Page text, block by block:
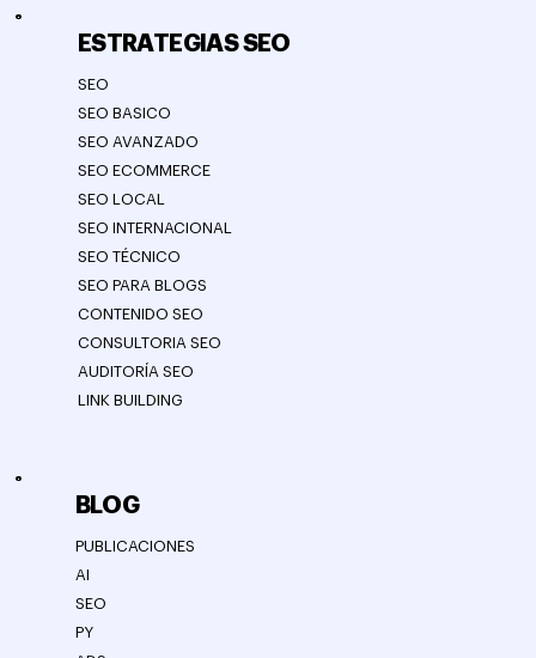
ESTRATEGIAS SEO
SEO
SEO BASICO
SEO AVANZADO
SEO ECOMMERCE
SEO LOCAL
SEO INTERNACIONAL
SEO TÉCNICO
SEO PARA BLOGS
CONTENIDO SEO
CONSULTORIA SEO
AUDITORÍA SEO
LINK BUILDING
BLOG
PUBLICACIONES
AI
SEO
PY